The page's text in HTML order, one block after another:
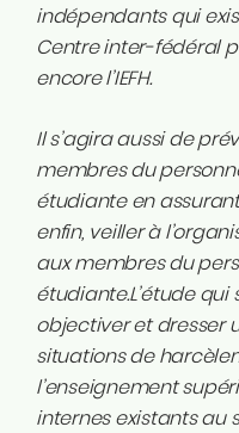
indépendants qui
Centre inter-fédéral
encore l’IEFH.
Il s’agira aussi de
membres du
étudiante en
enfin, veiller à
aux membres du
étudiante.L’étude
objectiver et dresser
situations de
l’enseignement
internes existants au